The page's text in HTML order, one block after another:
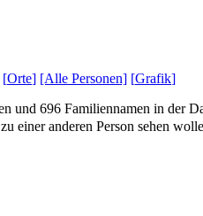
[Orte] [Alle Personen] [Grafik]
und 696 Familiennamen in der
einer anderen Person sehen